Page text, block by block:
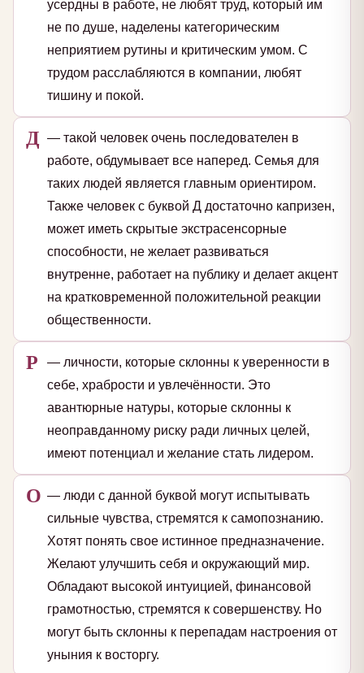
усердны в работе, не любят труд, который им
не по душе, наделены категорическим
неприятием рутины и критическим умом. С
трудом расслабляются в компании, любят
тишину и покой.
Д — такой человек очень последователен в
работе, обдумывает все наперед. Семья для
таких людей является главным ориентиром.
Также человек с буквой Д достаточно капризен,
может иметь скрытые экстрасенсорные
способности, не желает развиваться
внутренне, работает на публику и делает акцент
на кратковременной положительной реакции
общественности.
Р
— личности, которые склонны к уверенности в
себе, храбрости и увлечённости. Это
авантюрные натуры, которые склонны к
неоправданному риску ради личных целей,
имеют потенциал и желание стать лидером.
О — люди с данной буквой могут испытывать
сильные чувства, стремятся к самопознанию.
Хотят понять свое истинное предназначение.
Желают улучшить себя и окружающий мир.
Обладают высокой интуицией, финансовой
грамотностью, стремятся к совершенству. Но
могут быть склонны к перепадам настроения от
уныния к восторгу.